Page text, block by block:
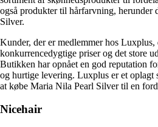
også produkter til hårfarvning,
Silver.
Kunder, der er medlemmer hos Luxplus,
konkurrencedygtige priser og det store
Butikken har opnået en god reputation
og hurtige levering. Luxplus er et oplagt
at købe Maria Nila Pearl Silver til en
Nicehair